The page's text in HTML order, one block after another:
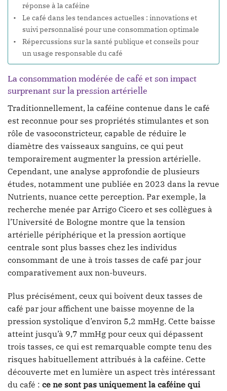
réponse à la caféine
Le café dans les tendances actuelles : innovations et
suivi personnalisé pour une consommation optimale
Répercussions sur la santé publique et conseils pour
un usage responsable du café
La consommation modérée de café et son impact
surprenant sur la pression artérielle
Traditionnellement, la caféine contenue dans le café
est reconnue pour ses propriétés stimulantes et son
rôle de vasoconstricteur, capable de réduire le
diamètre des vaisseaux sanguins, ce qui peut
temporairement augmenter la pression artérielle.
Cependant, une analyse approfondie de plusieurs
études, notamment une publiée en 2023 dans la revue
Nutrients, nuance cette perception. Par exemple, la
recherche menée par Arrigo Cicero et ses collègues à
l’Université de Bologne montre que la tension
artérielle périphérique et la pression aortique
centrale sont plus basses chez les individus
consommant de une à trois tasses de café par jour
comparativement aux non-buveurs.
Plus précisément, ceux qui boivent deux tasses de
café par jour affichent une baisse moyenne de la
pression systolique d’environ 5,2 mmHg. Cette baisse
atteint jusqu’à 9,7 mmHg pour ceux qui dépassent
trois tasses, ce qui est remarquable compte tenu des
risques habituellement attribués à la caféine. Cette
découverte met en lumière un aspect très intéressant
du café : ce ne sont pas uniquement la caféine qui